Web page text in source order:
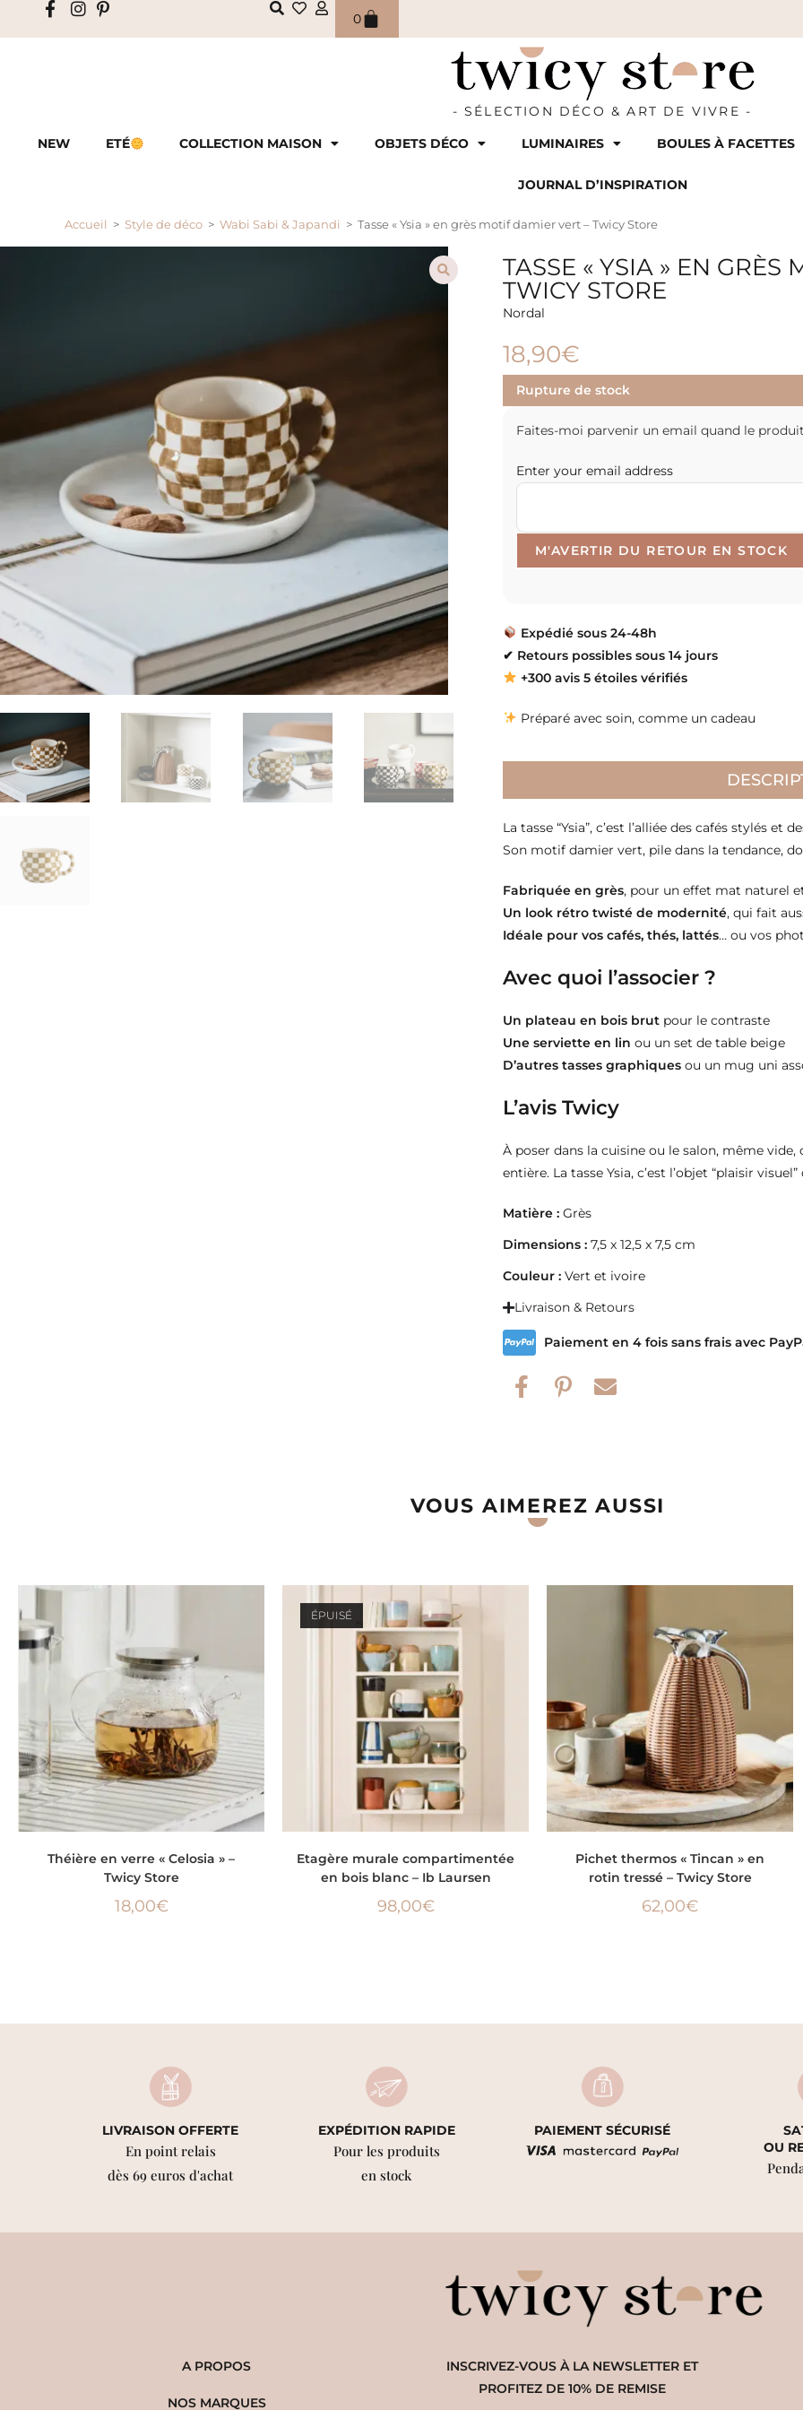
0
- SÉLECTION DÉCO & ART DE VIVRE -
NEW
ETÉ COLLECTION MAISON OBJETS DÉCO LUMINAIRES BOULES À FACETTES
JOURNAL D’INSPIRATION
Accueil > Style de déco > Wabi Sabi & Japandi > Tasse « Ysia » en grès motif damier vert – Twicy Store
TASSE « YSIA » EN GRÈS
TWICY STORE
Nordal
18,90€
Rupture de stock
Faites-moi parvenir un email quand le
Enter your email address
Expédié sous 24-48h
✔ Retours possibles sous 14 jours
+300 avis 5 étoiles vérifiés
Préparé avec soin, comme un cadeau
La tasse “Ysia”, c’est l’alliée des cafés stylés et
Son motif damier vert, pile dans la tendance,
Fabriquée en grès, pour un effet mat naturel
Un look rétro twisté de modernité, qui fait
Idéale pour vos cafés, thés, lattés… ou vos
Avec quoi l’associer ?
Un plateau en bois brut pour le contraste
Une serviette en lin ou un set de table beige
D’autres tasses graphiques ou un mug uni
L’avis Twicy
À poser dans la cuisine ou le salon, même
entière. La tasse Ysia, c’est l’objet “plaisir
Matière : Grès
Dimensions : 7,5 x 12,5 x 7,5 cm
Couleur : Vert et ivoire
Livraison & Retours
Paiement en 4 fois sans frais avec
VOUS AIMEREZ AUSSI
Théière en verre « Celosia » –
Twicy Store
18,00€
ÉPUISÉ
Etagère murale compartimentée
en bois blanc – Ib Laursen
98,00€
Pichet thermos « Tincan » en
rotin tressé – Twicy Store
62,00€
LIVRAISON OFFERTE
En point relais
dès 69 euros d'achat
EXPÉDITION RAPIDE
Pour les produits
en stock
PAIEMENT SÉCURISÉ
OU
A PROPOS
NOS MARQUES
INSCRIVEZ-VOUS À LA NEWSLETTER ET
PROFITEZ DE 10% DE REMISE